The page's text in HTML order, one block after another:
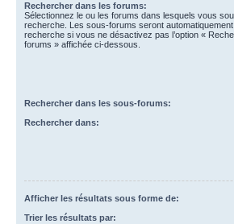
Rechercher dans les forums:
Sélectionnez le ou les forums dans lesquels vous
recherche. Les sous-forums seront
recherche si vous ne désactivez pas l’option «
forums » affichée ci-dessous.
Rechercher dans les sous-forums:
Rechercher dans:
Afficher les résultats sous forme de:
Trier les résultats par: